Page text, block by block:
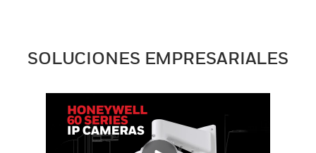
SOLUCIONES EMPRESARIALES